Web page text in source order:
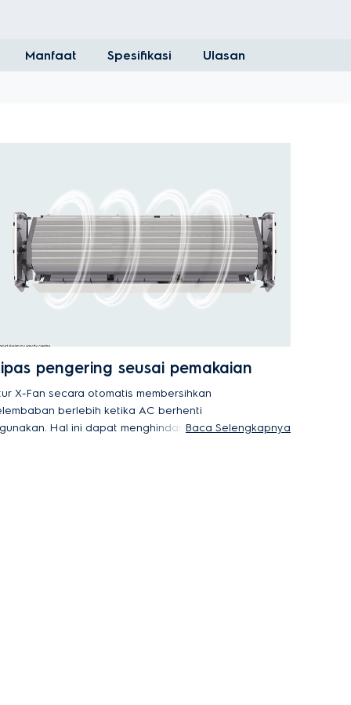
Manfaat Spesifikasi Ulasan
pengering seusai pemakaian
X-Fan secara otomatis membersihkan
berlebih ketika AC berhenti
Hal ini dapat menghindari penumpukan
Baca Selengkapnya